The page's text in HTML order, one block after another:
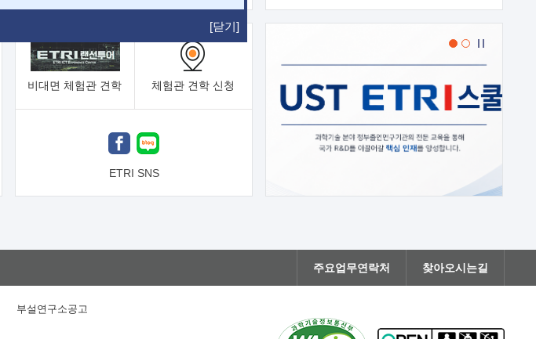
[닫기]
비대면 체험관 견학 체험관 견학 신청
ETRI SNS
주요업무연락처 찾아오시는길
부설연구소공고